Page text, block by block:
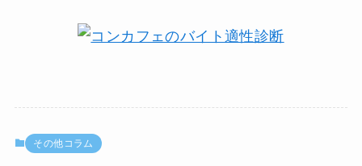
その他コラム